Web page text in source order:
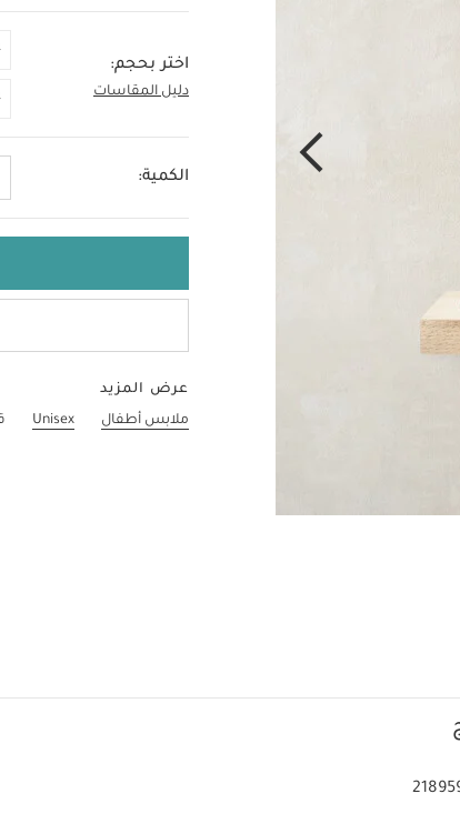
اختر بحجم:
دليل المقاسات
12-18 Months
الكمية:
عرض المزيد
ملابس أطفال
Unisex